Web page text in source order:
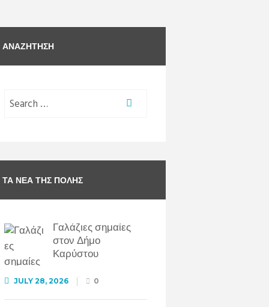
ΑΝΑΖΉΤΗΣΗ
ΤΑ ΝΈΑ ΤΗΣ ΠΌΛΗΣ
Γαλάζιες σημαίες
στον Δήμο
Καρύστου
JULY 28, 2026 0